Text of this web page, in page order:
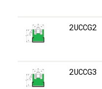
2UCCG2
2UCCG3